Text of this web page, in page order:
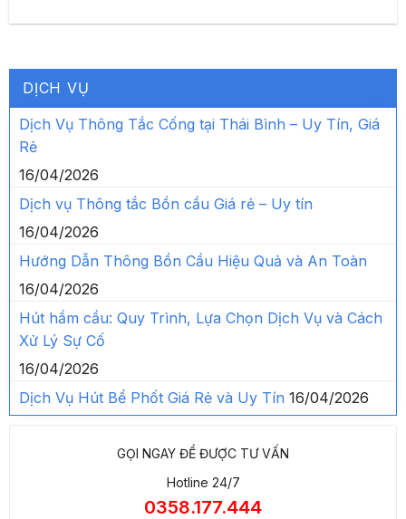
DỊCH VỤ
Dịch Vụ Thông Tắc Cống tại Thái Bình – Uy Tín, Giá
Rẻ
16/04/2026
Dịch vụ Thông tắc Bồn cầu Giá rẻ – Uy tín
16/04/2026
Hướng Dẫn Thông Bồn Cầu Hiệu Quả và An Toàn
16/04/2026
Hút hầm cầu: Quy Trình, Lựa Chọn Dịch Vụ và Cách
Xử Lý Sự Cố
16/04/2026
Dịch Vụ Hút Bể Phốt Giá Rẻ và Uy Tín 16/04/2026
GỌI NGAY ĐỂ ĐƯỢC TƯ VẤN
Hotline 24/7
0358.177.444